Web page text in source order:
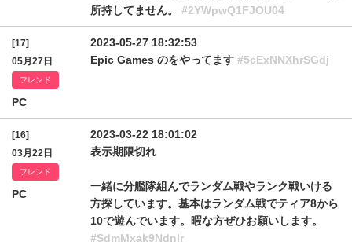
所持してません。 #2YWpwQ1FJOU04
[17]
05月27日
フレンド
PC
2023-05-27 18:32:53
Epic Games のをやってます #5cExNNXhrSGdj
[16]
03月22日
フレンド
PC
2023-03-22 18:01:02
表示期限切れ
一緒に分艦隊組んでランダム戦やランク戦いける
方探しています。基本はランダム戦でティア8から
10で遊んでいます。暇な方ぜひお願いします。
#SdmMxak9Ndnlr